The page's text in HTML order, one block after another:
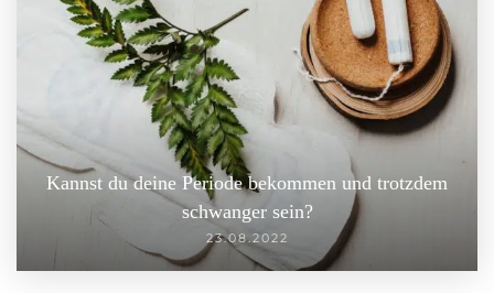
Kannst du deine Periode bekommen und trotzdem
schwanger sein?
23.08.2022